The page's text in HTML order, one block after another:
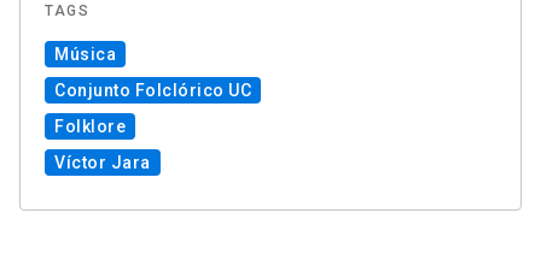
TAGS
Música
Conjunto Folclórico UC
Folklore
Víctor Jara